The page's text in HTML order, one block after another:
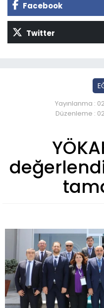
Facebook
Twitter
Yayınlanma :
Düzenleme :